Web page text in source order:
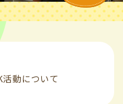
動について